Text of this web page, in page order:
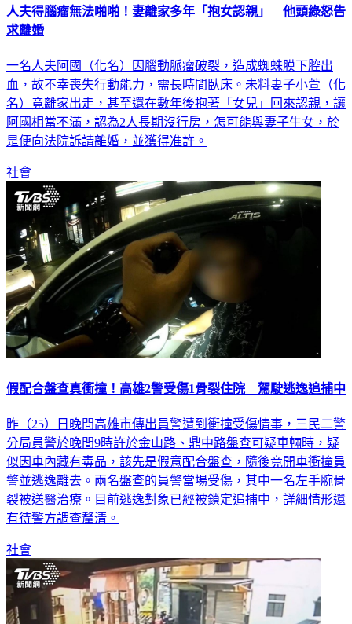
人夫得腦瘤無法啪啪！妻離家多年「抱女認親」 他頭綠怒告
求離婚
一名人夫阿國（化名）因腦動脈瘤破裂，造成蜘蛛膜下腔出
血，故不幸喪失行動能力，需長時間臥床。未料妻子小萱（化
名）竟離家出走，甚至還在數年後抱著「女兒」回來認親，讓
阿國相當不滿，認為2人長期沒行房，怎可能與妻子生女，於
是便向法院訴請離婚，並獲得准許。
社會
假配合盤查真衝撞！高雄2警受傷1骨裂住院 駕駛逃逸追捕中
昨（25）日晚間高雄市傳出員警遭到衝撞受傷情事，三民二警
分局員警於晚間9時許於金山路、鼎中路盤查可疑車輛時，疑
似因車內藏有毒品，該先是假意配合盤查，隨後竟開車衝撞員
警並逃逸離去。兩名盤查的員警當場受傷，其中一名左手腕骨
裂被送醫治療。目前逃逸對象已經被鎖定追捕中，詳細情形還
有待警方調查釐清。
社會